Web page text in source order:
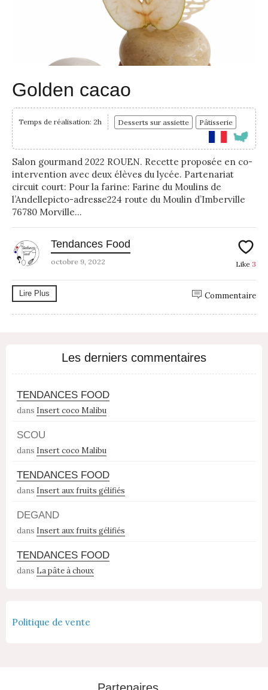
Golden cacao
Temps de réalisation: 2h Desserts sur assiette Pâtisserie
Salon gourmand 2022 ROUEN. Recette proposée en co-
intervention avec deux élèves du lycée. Partenariat
circuit court: Pour la farine: Farine du Moulins de
l’Andellepicto-adresse224 route du Moulin d’Imberville
76780 Morville...
Tendances Food
octobre 9, 2022 Like 3
Lire Plus Commentaire
Les derniers commentaires
TENDANCES FOOD
dans Insert coco Malibu
SCOU
dans Insert coco Malibu
TENDANCES FOOD
dans Insert aux fruits gélifiés
DEGAND
dans Insert aux fruits gélifiés
TENDANCES FOOD
dans La pâte à choux
Politique de vente